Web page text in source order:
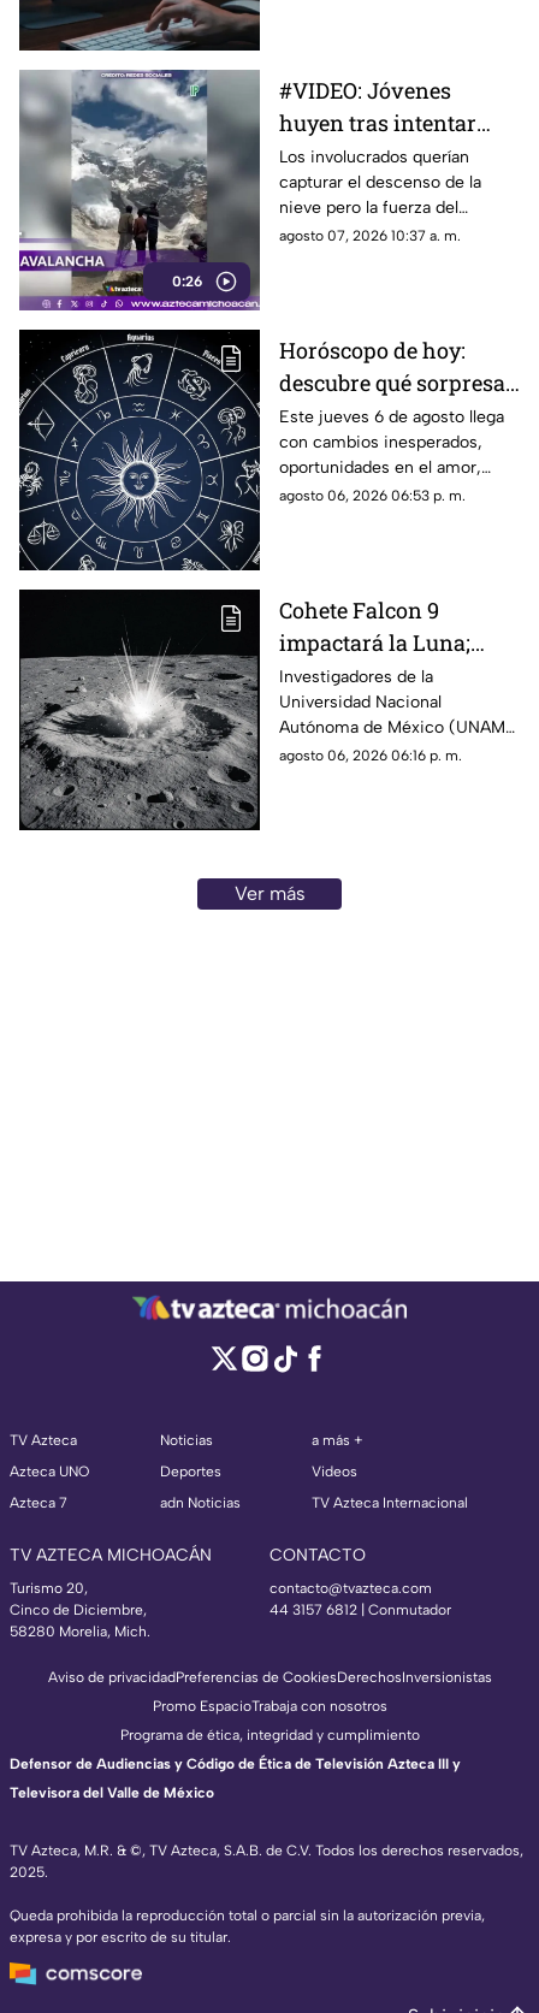
pueden comprometer sus
equipos y robar información
personal.
0:26
#VIDEO: Jóvenes
huyen tras intentar
grabar una potente
avalancha
Los involucrados querían
capturar el descenso de la
nieve pero la fuerza del
fenómeno los obligó a correr.
agosto 07, 2026 10:37 a. m.
Horóscopo de hoy:
descubre qué sorpresa
le espera a tu signo este
jueves 6 de agosto
Este jueves 6 de agosto llega
con cambios inesperados,
oportunidades en el amor,
avances laborales y decisiones
aprovechar la energía de la
jornada.
agosto 06, 2026 06:53 p. m.
Cohete Falcon 9
impactará la Luna;
UNAM descarta riesgos
para la Tierra
Investigadores de la
Universidad Nacional
Autónoma de México (UNAM)
informaron que la etapa
no representa ningún riesgo
para la población ni para el
agosto 06, 2026 06:16 p. m.
Ver más
TV Azteca
Azteca UNO
Azteca 7
Noticias
Deportes
adn Noticias
a más +
Videos
TV Azteca Internacional
TV AZTECA MICHOACÁN
Turismo 20,
Cinco de Diciembre,
58280 Morelia, Mich.
CONTACTO
contacto@tvazteca.com
44 3157 6812 | Conmutador
TV Azteca, M.R. & ©, TV Azteca, S.A.B. de C.V. Todos los derechos reservados,
2025.
Queda prohibida la reproducción total o parcial sin la autorización previa,
expresa y por escrito de su titular.
Aviso de privacidadPreferencias de CookiesDerechosInversionistas
Promo EspacioTrabaja con nosotros
Programa de ética, integridad y cumplimiento
Defensor de Audiencias y Código de Ética de Televisión Azteca III y
Televisora del Valle de México